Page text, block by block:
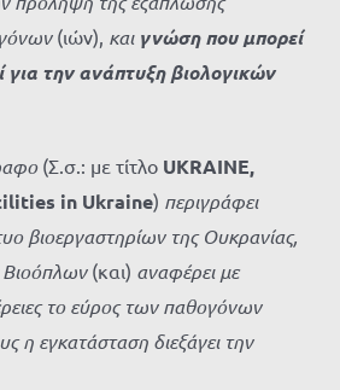
(ιών), και γνώση που μπορεί
για την ανάπτυξη βιολογικών
(Σ.σ.: με τίτλο UKRAINE,
in Ukraine) περιγράφει
βιοεργαστηρίων της Ουκρανίας,
(και) αναφέρει με
το εύρος των παθογόνων
η εγκατάσταση διεξάγει την